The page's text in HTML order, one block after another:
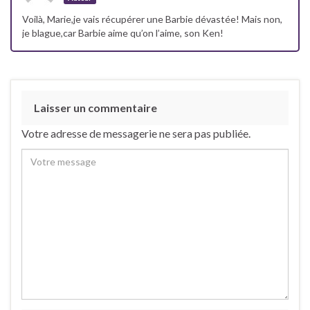
Voilà, Marie,je vais récupérer une Barbie dévastée! Mais non,
je blague,car Barbie aime qu’on l’aime, son Ken!
Laisser un commentaire
Votre adresse de messagerie ne sera pas publiée.